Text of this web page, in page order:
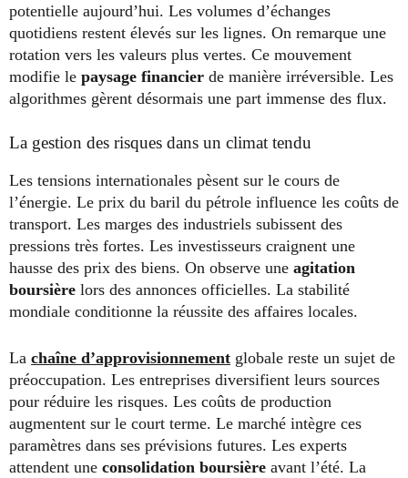
potentielle aujourd’hui. Les volumes d’échanges
quotidiens restent élevés sur les lignes. On remarque une
rotation vers les valeurs plus vertes. Ce mouvement
modifie le paysage financier de manière irréversible. Les
algorithmes gèrent désormais une part immense des flux.
La gestion des risques dans un climat tendu
Les tensions internationales pèsent sur le cours de
l’énergie. Le prix du baril du pétrole influence les coûts de
transport. Les marges des industriels subissent des
pressions très fortes. Les investisseurs craignent une
hausse des prix des biens. On observe une agitation
boursière lors des annonces officielles. La stabilité
mondiale conditionne la réussite des affaires locales.
La chaîne d’approvisionnement globale reste un sujet de
préoccupation. Les entreprises diversifient leurs sources
pour réduire les risques. Les coûts de production
augmentent sur le court terme. Le marché intègre ces
paramètres dans ses prévisions futures. Les experts
attendent une consolidation boursière avant l’été. La